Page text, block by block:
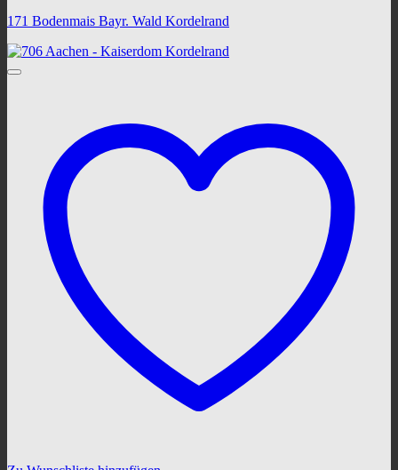
171 Bodenmais Bayr. Wald Kordelrand